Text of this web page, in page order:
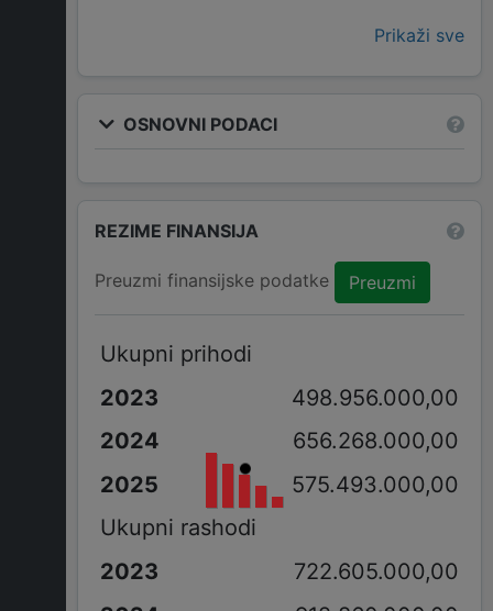
Prikaži sve
OSNOVNI PODACI
REZIME FINANSIJA
Preuzmi finansijske podatke Preuzmi
Ukupni prihodi
498.956.000,00
656.268.000,00
575.493.000,00
Ukupni rashodi
722.605.000,00